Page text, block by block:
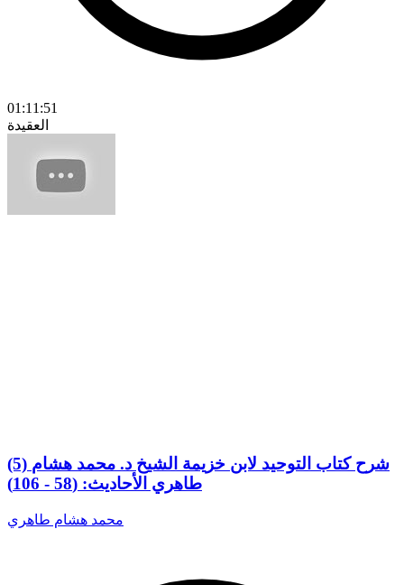
01:11:51
العقيدة
(5) شرح كتاب التوحيد لابن خزيمة الشيخ د. محمد هشام
طاهري الأحاديث: (58 - 106)
محمد هشام طاهري